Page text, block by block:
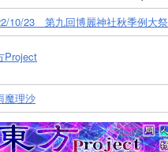
10/23 第九回博麗神社秋季例大祭
Project
魔理沙